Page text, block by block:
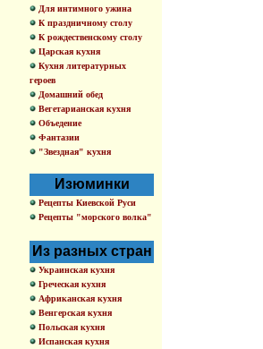
Для интимного ужина
К праздничному столу
К рождественскому столу
Царская кухня
Кухня литературных
героев
Домашний обед
Вегетарианская кухня
Объедение
Фантазии
"Звездная" кухня
Изюминки
Рецепты Киевской Руси
Рецепты "морского волка"
Из разных стран
Украинская кухня
Греческая кухня
Африканская кухня
Венгерская кухня
Польская кухня
Испанская кухня